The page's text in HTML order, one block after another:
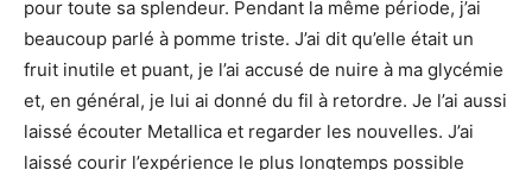
pour toute sa splendeur. Pendant la même période, j’ai
beaucoup parlé à pomme triste. J’ai dit qu’elle était un
fruit inutile et puant, je l’ai accusé de nuire à ma glycémie
et, en général, je lui ai donné du fil à retordre. Je l’ai aussi
laissé écouter Metallica et regarder les nouvelles. J’ai
laissé courir l’expérience le plus longtemps possible